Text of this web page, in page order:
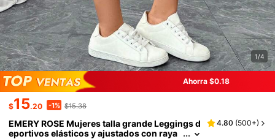
1/4
Ahorra $0.18
$15.20 -1% $15.38
EMERY ROSE Mujeres talla grande Leggings d
eportivos elásticos y ajustados con raya
4.80 (500+)